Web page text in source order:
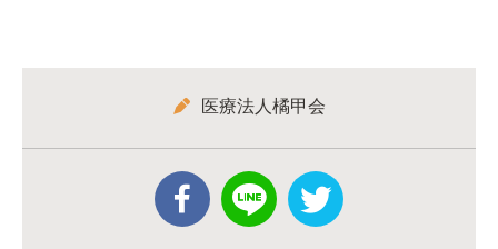
医療法人橘甲会